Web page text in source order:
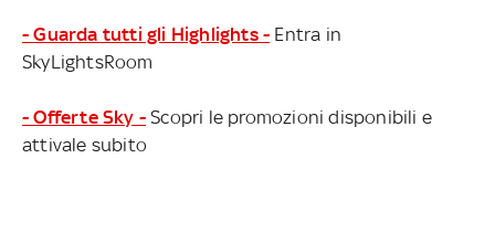
- Guarda tutti gli Highlights - Entra in
SkyLightsRoom
- Offerte Sky - Scopri le promozioni disponibili e
attivale subito